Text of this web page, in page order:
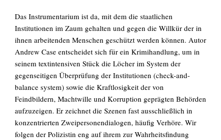
Das Instrumentarium ist da, mit dem die staatlichen
Institutionen im Zaum gehalten und gegen die Willkür der in
ihnen arbeitenden Menschen geschützt werden können. Autor
Andrew Case entscheidet sich für ein Krimihandlung, um in
seinem textintensiven Stück die Löcher im System der
gegenseitigen Überprüfung der Institutionen (check-and-
balance system) sowie die Kraftlosigkeit der von
Feindbildern, Machtwille und Korruption geprägten Behörden
aufzuzeigen. Er zeichnet die Szenen fast ausschließlich in
konzentrierten Zweipersonendialogen, häufig Verhöre. Wir
folgen der Polizistin eng auf ihrem zur Wahrheitsfindung